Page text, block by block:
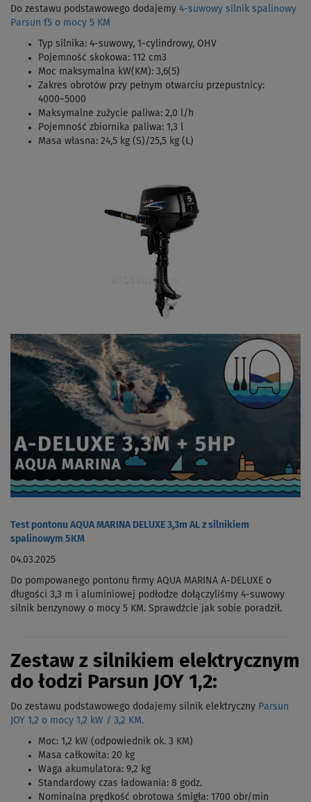
Do zestawu podstawowego dodajemy 4-suwowy silnik spalinowy
Parsun f5 o mocy 5 KM
Typ silnika: 4-suwowy, 1-cylindrowy, OHV
Pojemność skokowa: 112 cm3
Moc maksymalna kW(KM): 3,6(5)
Zakres obrotów przy pełnym otwarciu przepustnicy:
4000~5000
Maksymalne zużycie paliwa: 2,0 l/h
Pojemność zbiornika paliwa: 1,3 l
Masa własna: 24,5 kg (S)/25,5 kg (L)
Test pontonu AQUA MARINA DELUXE 3,3m AL z silnikiem
spalinowym 5KM
04.03.2025
Do pompowanego pontonu firmy AQUA MARINA A-DELUXE o
długości 3,3 m i aluminiowej podłodze dołączyliśmy 4-suwowy
silnik benzynowy o mocy 5 KM. Sprawdźcie jak sobie poradził.
Zestaw z silnikiem elektrycznym
do łodzi Parsun JOY 1,2:
Do zestawu podstawowego dodajemy silnik elektryczny Parsun
JOY 1,2 o mocy 1,2 kW / 3,2 KM.
Moc: 1,2 kW (odpowiednik ok. 3 KM)
Masa całkowita: 20 kg
Waga akumulatora: 9,2 kg
Standardowy czas ładowania: 8 godz.
Nominalna prędkość obrotowa śmigła: 1700 obr/min